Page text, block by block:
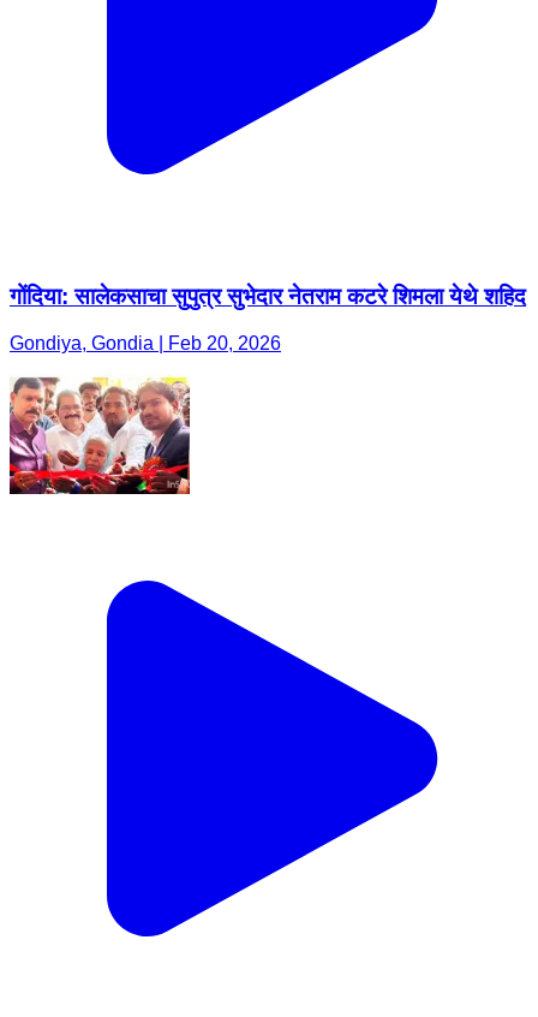
गोंदिया: सालेकसाचा सुपुत्र सुभेदार नेतराम कटरे शिमला येथे शहिद
Gondiya, Gondia | Feb 20, 2026